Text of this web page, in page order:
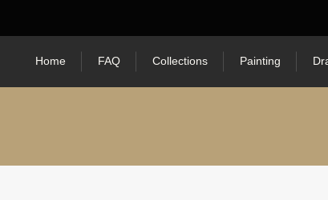
Home FAQ Collections Painting